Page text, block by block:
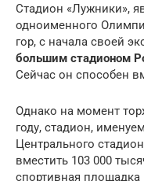
Стадион «Лужники»,
одноименного
гор, с начала своей
большим стадионом
Сейчас он способен
Однако на момент
году, стадион,
Центрального
вместить 103 000
спортивная площадка